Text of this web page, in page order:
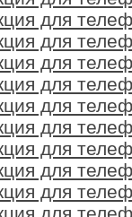
для
для
для
для
для
для
для
для
для